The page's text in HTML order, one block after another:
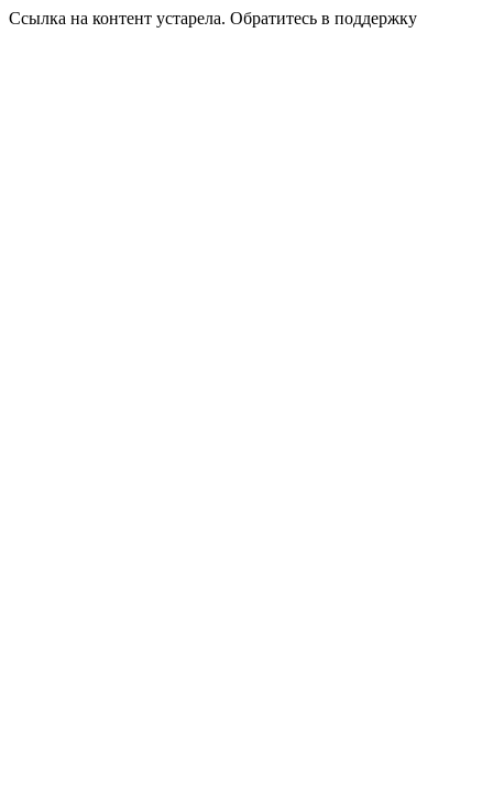
Ссылка на контент устарела. Обратитесь в поддержку